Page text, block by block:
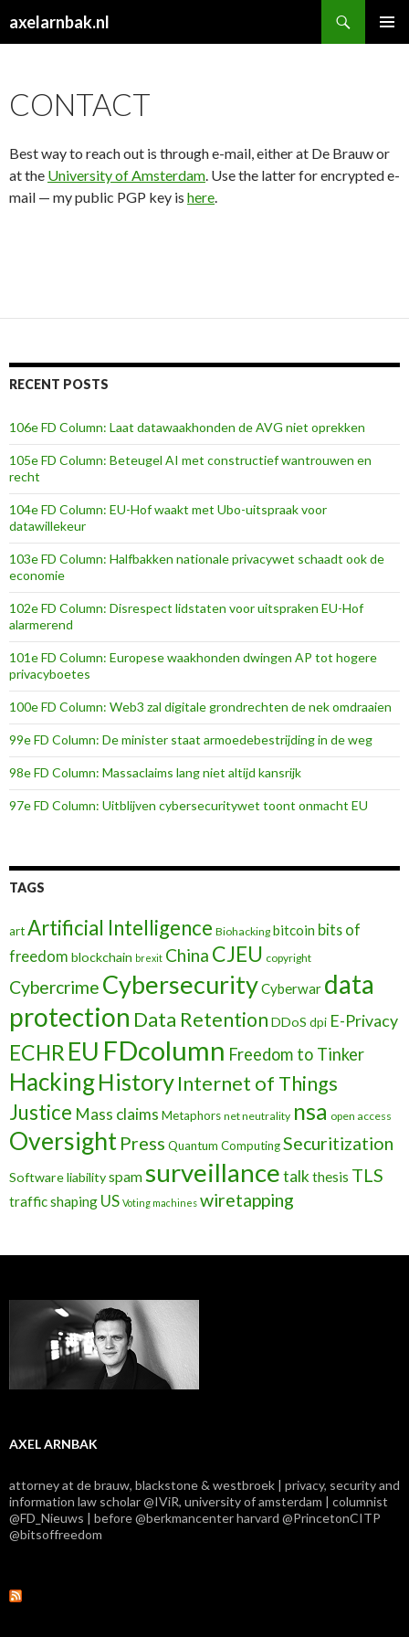
axelarnbak.nl
CONTACT
Best way to reach out is through e-mail, either at De Brauw or
at the University of Amsterdam. Use the latter for encrypted e-
mail — my public PGP key is here.
RECENT POSTS
106e FD Column: Laat datawaakhonden de AVG niet oprekken
105e FD Column: Beteugel AI met constructief wantrouwen en
recht
104e FD Column: EU-Hof waakt met Ubo-uitspraak voor
datawillekeur
103e FD Column: Halfbakken nationale privacywet schaadt ook de
economie
102e FD Column: Disrespect lidstaten voor uitspraken EU-Hof
alarmerend
101e FD Column: Europese waakhonden dwingen AP tot hogere
privacyboetes
100e FD Column: Web3 zal digitale grondrechten de nek omdraaien
99e FD Column: De minister staat armoedebestrijding in de weg
98e FD Column: Massaclaims lang niet altijd kansrijk
97e FD Column: Uitblijven cybersecuritywet toont onmacht EU
TAGS
artArtificial Intelligence Biohacking bitcoin bits of
freedom blockchain brexit China CJEU copyright
Cybercrime CybersecurityCyberwar data
protection Data Retention DDoS dpi E-Privacy
ECHR EU FDcolumn Freedom to Tinker
HackingHistoryInternet of Things
Justice Mass claims Metaphors net neutrality nsa open access
Oversight Press Quantum ComputingSecuritization
Software liabilityspamsurveillancetalk thesis TLS
traffic shaping US Voting machines wiretapping
AXEL ARNBAK
attorney at de brauw, blackstone & westbroek | privacy, security and
information law scholar @IViR, university of amsterdam | columnist
@FD_Nieuws | before @berkmancenter harvard @PrincetonCITP
@bitsoffreedom